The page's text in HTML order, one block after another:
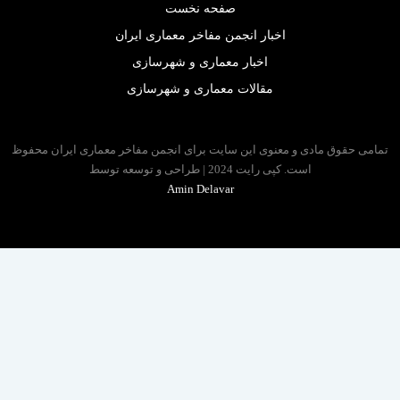
صفحه نخست
اخبار انجمن مفاخر معماری ایران
اخبار معماری و شهرسازی
مقالات معماری و شهرسازی
حقوق مادی و معنوی این سایت برای انجمن مفاخر معماری ایران محفوظ
است. کپی رایت 2024 | طراحی و توسعه توسط
Amin Delavar